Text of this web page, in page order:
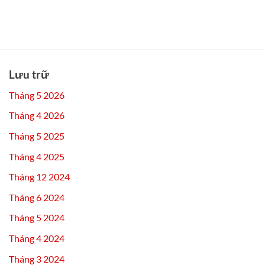
Lưu trữ
Tháng 5 2026
Tháng 4 2026
Tháng 5 2025
Tháng 4 2025
Tháng 12 2024
Tháng 6 2024
Tháng 5 2024
Tháng 4 2024
Tháng 3 2024